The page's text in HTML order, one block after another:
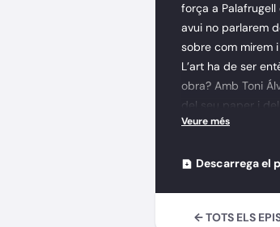
força a Palafrugell
avui no parlarem
sobre com mirem i
L’art ha de ser
obra? Amb Toni
del seu paper i
Descarrega el
← TOTS ELS